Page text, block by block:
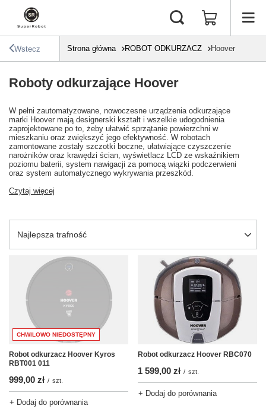
Wstecz Strona główna ROBOT ODKURZACZ Hoover
Roboty odkurzające Hoover
W pełni zautomatyzowane, nowoczesne urządzenia odkurzające
marki Hoover mają designerski kształt i wszelkie udogodnienia
zaprojektowane po to, żeby ułatwić sprzątanie powierzchni w
mieszkaniu oraz zwiększyć jego efektywność. W robotach
zamontowane zostały szczotki boczne, ułatwiające czyszczenie
narożników oraz krawędzi ścian, wyświetlacz LCD ze wskaźnikiem
poziomu baterii, system nawigacji za pomocą wiązki podczerwieni
oraz system automatycznego wykrywania przeszkód.
Czytaj więcej
Zmień sortowanie
Najlepsza trafność
CHWILOWO NIEDOSTĘPNY
Robot odkurzacz Hoover Kyros
RBT001 011
999,00 zł / szt.
+ Dodaj do porównania
Robot odkurzacz Hoover RBC070
1 599,00 zł / szt.
+ Dodaj do porównania